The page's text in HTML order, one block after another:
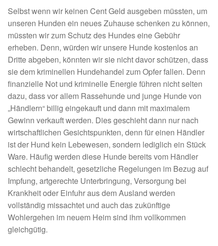
Selbst wenn wir keinen Cent Geld ausgeben müssten, um
unseren Hunden ein neues Zuhause schenken zu können,
müssten wir zum Schutz des Hundes eine Gebühr
erheben. Denn, würden wir unsere Hunde kostenlos an
Dritte abgeben, könnten wir sie nicht davor schützen, dass
sie dem kriminellen Hundehandel zum Opfer fallen. Denn
finanzielle Not und kriminelle Energie führen nicht selten
dazu, dass vor allem Rassehunde und junge Hunde von
„Händlern“ billig eingekauft und dann mit maximalem
Gewinn verkauft werden. Dies geschieht dann nur nach
wirtschaftlichen Gesichtspunkten, denn für einen Händler
ist der Hund kein Lebewesen, sondern lediglich ein Stück
Ware. Häufig werden diese Hunde bereits vom Händler
schlecht behandelt, gesetzliche Regelungen im Bezug auf
Impfung, artgerechte Unterbringung, Versorgung bei
Krankheit oder Einfuhr aus dem Ausland werden
vollständig missachtet und auch das zukünftige
Wohlergehen im neuem Heim sind ihm vollkommen
gleichgütig.